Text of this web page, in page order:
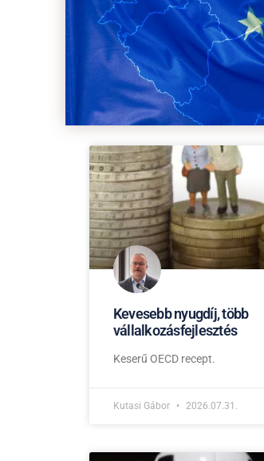
Kevesebb nyugdíj, több
vállalkozásfejlesztés
Keserű OECD recept.
Kutasi Gábor 2026.07.31.